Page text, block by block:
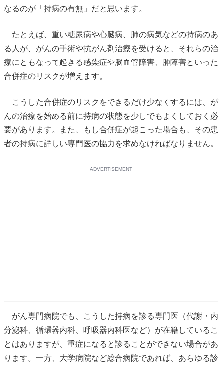
なるのが「持病の有無」だと思います。
たとえば、重い糖尿病や心臓病、肺の病気などの持病のあ
る人が、がんの手術や抗がん剤治療を受けると、それらの治
療にともなって起きる感染症や脳血管障害、肺障害といった
合併症のリスクが増えます。
こうした合併症のリスクをできるだけ少なくするには、が
んの治療を始める前に持病の状態を少しでもよくしておく必
要があります。また、もし合併症が起こった場合も、その患
者の持病に詳しい専門医の協力を求めなければなりません。
ADVERTISEMENT
がん専門病院でも、こうした持病を診る専門医（代謝・内
分泌科、循環器内科、呼吸器内科医など）が在籍しているこ
とはありますが、重症になると診ることができない場合があ
ります。一方、大学病院など総合病院であれば、あらゆる診